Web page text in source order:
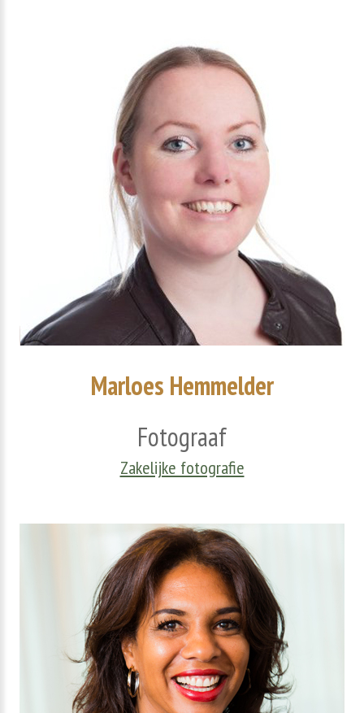
Marloes Hemmelder
Fotograaf
Zakelijke fotografie